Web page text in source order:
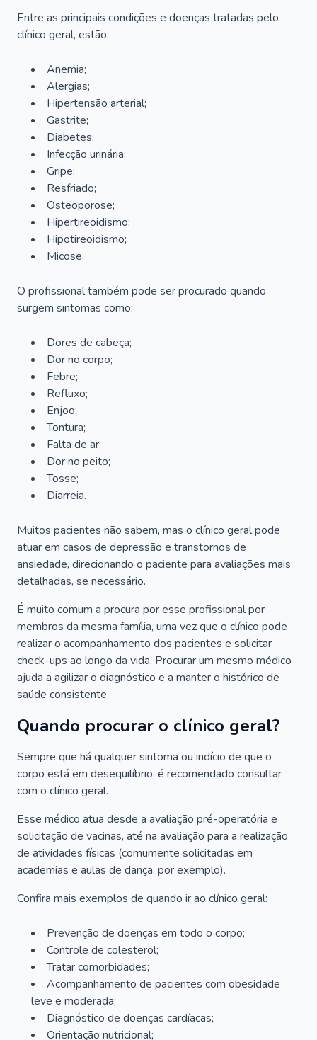
Entre as principais condições e doenças tratadas pelo
clínico geral, estão:
Anemia;
Alergias;
Hipertensão arterial;
Gastrite;
Diabetes;
Infecção urinária;
Gripe;
Resfriado;
Osteoporose;
Hipertireoidismo;
Hipotireoidismo;
Micose.
O profissional também pode ser procurado quando
surgem sintomas como:
Dores de cabeça;
Dor no corpo;
Febre;
Refluxo;
Enjoo;
Tontura;
Falta de ar;
Dor no peito;
Tosse;
Diarreia.
Muitos pacientes não sabem, mas o clínico geral pode
atuar em casos de depressão e transtornos de
ansiedade, direcionando o paciente para avaliações mais
detalhadas, se necessário.
É muito comum a procura por esse profissional por
membros da mesma família, uma vez que o clínico pode
realizar o acompanhamento dos pacientes e solicitar
check-ups ao longo da vida. Procurar um mesmo médico
ajuda a agilizar o diagnóstico e a manter o histórico de
saúde consistente.
Quando procurar o clínico geral?
Sempre que há qualquer sintoma ou indício de que o
corpo está em desequilíbrio, é recomendado consultar
com o clínico geral.
Esse médico atua desde a avaliação pré-operatória e
solicitação de vacinas, até na avaliação para a realização
de atividades físicas (comumente solicitadas em
academias e aulas de dança, por exemplo).
Confira mais exemplos de quando ir ao clínico geral:
Prevenção de doenças em todo o corpo;
Controle de colesterol;
Tratar comorbidades;
Acompanhamento de pacientes com obesidade
leve e moderada;
Diagnóstico de doenças cardíacas;
Orientação nutricional;